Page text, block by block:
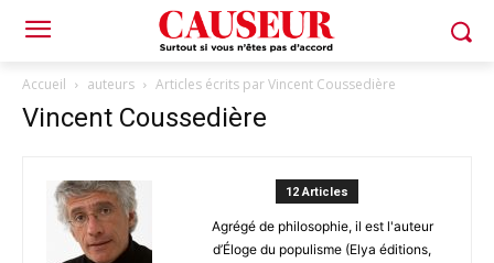
Accueil auteurs Articles écrits par Vincent Coussedière
Vincent Coussedière
12 Articles
Agrégé de philosophie, il est l'auteur
d’Éloge du populisme (Elya éditions,